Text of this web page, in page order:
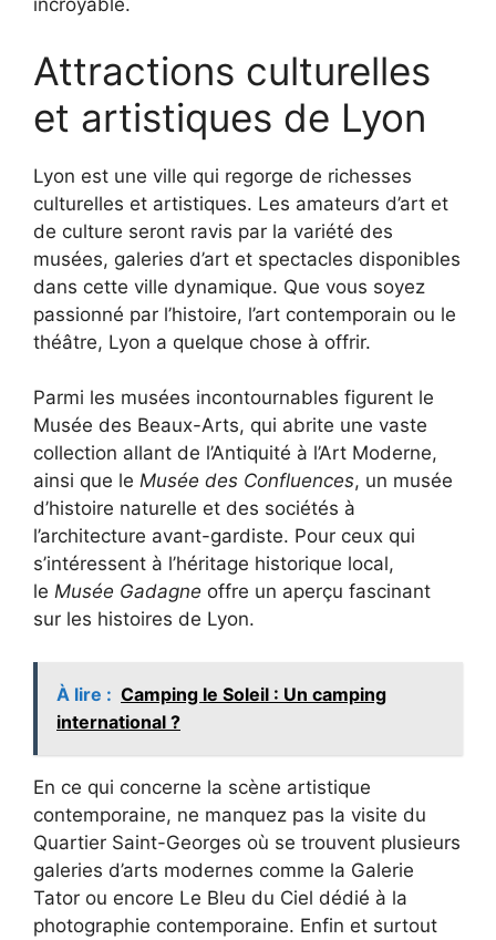
incroyable.
Attractions culturelles
et artistiques de Lyon
Lyon est une ville qui regorge de richesses
culturelles et artistiques. Les amateurs d’art et
de culture seront ravis par la variété des
musées, galeries d’art et spectacles disponibles
dans cette ville dynamique. Que vous soyez
passionné par l’histoire, l’art contemporain ou le
théâtre, Lyon a quelque chose à offrir.
Parmi les musées incontournables figurent le
Musée des Beaux-Arts, qui abrite une vaste
collection allant de l’Antiquité à l’Art Moderne,
ainsi que le Musée des Confluences, un musée
d’histoire naturelle et des sociétés à
l’architecture avant-gardiste. Pour ceux qui
s’intéressent à l’héritage historique local,
le Musée Gadagne offre un aperçu fascinant
sur les histoires de Lyon.
À lire : Camping le Soleil : Un camping
international ?
En ce qui concerne la scène artistique
contemporaine, ne manquez pas la visite du
Quartier Saint-Georges où se trouvent plusieurs
galeries d’arts modernes comme la Galerie
Tator ou encore Le Bleu du Ciel dédié à la
photographie contemporaine. Enfin et surtout